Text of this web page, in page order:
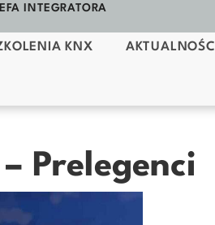
INTEGRATORA
KNX AKTUALNOŚCI
Prelegenci